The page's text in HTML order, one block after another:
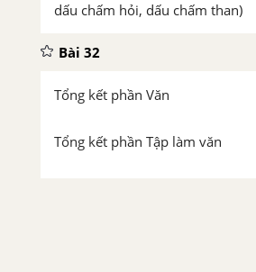
dấu chấm hỏi, dấu chấm than)
Bài 32
Tổng kết phần Văn
Tổng kết phần Tập làm văn